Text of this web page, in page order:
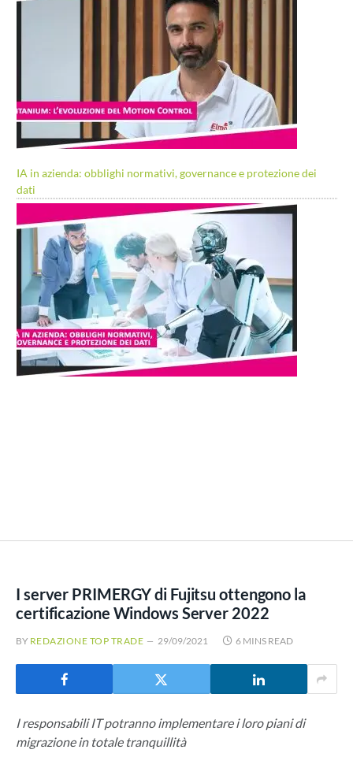
IA in azienda: obblighi normativi, governance e protezione dei
dati
I server PRIMERGY di Fujitsu ottengono la
certificazione Windows Server 2022
BY REDAZIONE TOP TRADE 29/09/2021 6 MINS READ
I responsabili IT potranno implementare i loro piani di
migrazione in totale tranquillità